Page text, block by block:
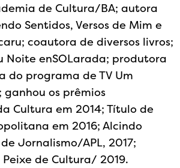
de Cultura/BA; autora
Sentidos, Versos de Mim e
coautora de diversos livros;
Noite enSOLarada; produtora
do programa de TV Um
ganhou os prêmios
Cultura em 2014; Título de
em 2016; Alcindo
Jornalismo/APL, 2017;
de Cultura/ 2019.